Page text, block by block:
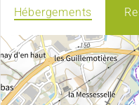
Hébergements